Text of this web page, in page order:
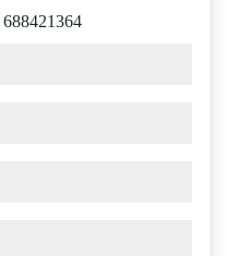
688421364